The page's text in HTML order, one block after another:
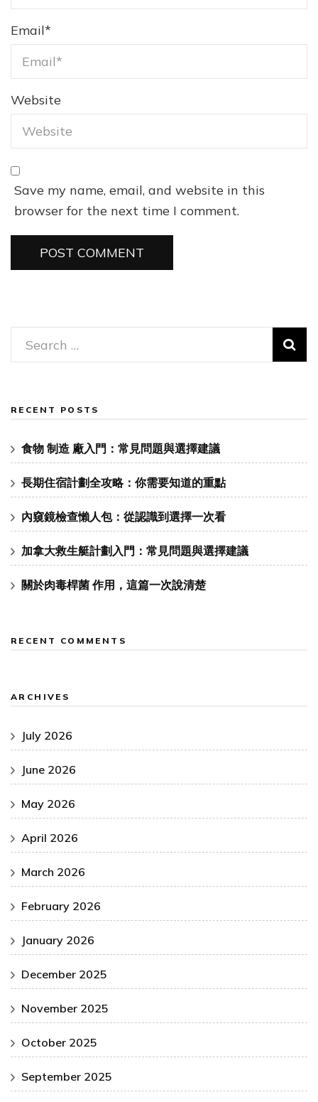
Email*
Website
Save my name, email, and website in this
browser for the next time I comment.
Search
for:
RECENT POSTS
食物 制造 廠入門：常見問題與選擇建議
長期住宿計劃全攻略：你需要知道的重點
內窺鏡檢查懶人包：從認識到選擇一次看
加拿大救生艇計劃入門：常見問題與選擇建議
關於肉毒桿菌 作用，這篇一次說清楚
RECENT COMMENTS
ARCHIVES
July 2026
June 2026
May 2026
April 2026
March 2026
February 2026
January 2026
December 2025
November 2025
October 2025
September 2025